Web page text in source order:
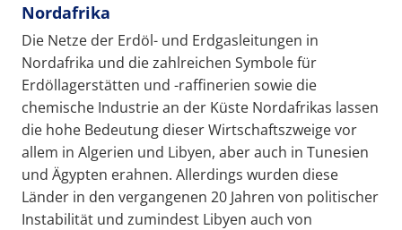
Nordafrika
Die Netze der Erdöl- und Erdgasleitungen in
Nordafrika und die zahlreichen Symbole für
Erdöllagerstätten und -raffinerien sowie die
chemische Industrie an der Küste Nordafrikas lassen
die hohe Bedeutung dieser Wirtschaftszweige vor
allem in Algerien und Libyen, aber auch in Tunesien
und Ägypten erahnen. Allerdings wurden diese
Länder in den vergangenen 20 Jahren von politischer
Instabilität und zumindest Libyen auch von